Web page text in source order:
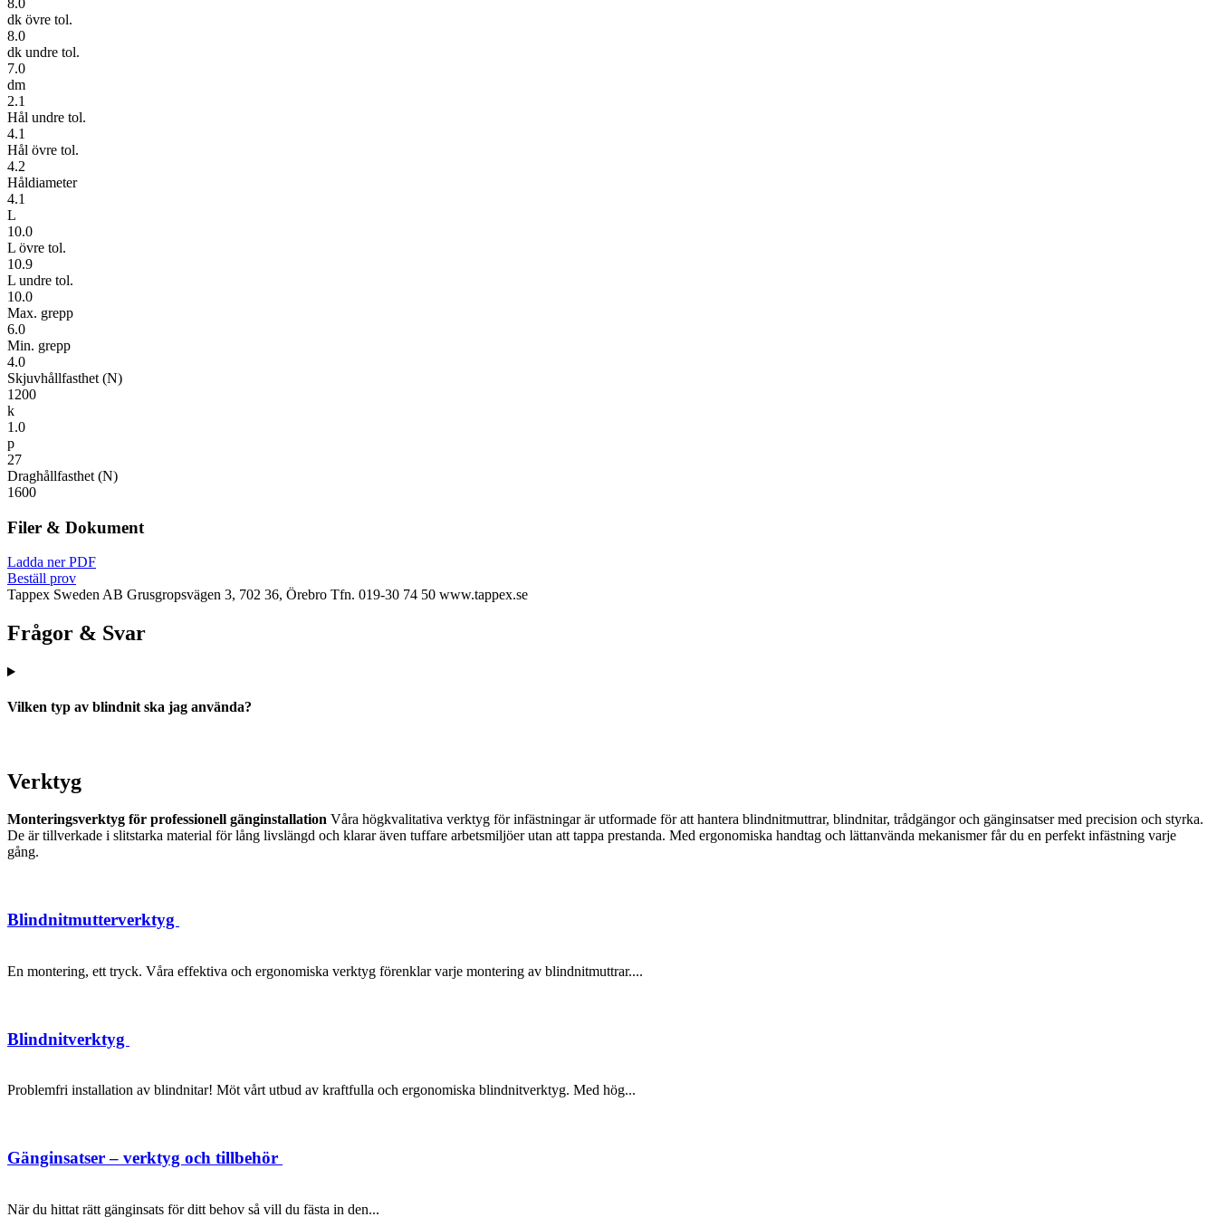
dk övre tol.
8.0
dk undre tol.
7.0
dm
2.1
Hål undre tol.
4.1
Hål övre tol.
4.2
Håldiameter
4.1
L
10.0
L övre tol.
10.9
L undre tol.
10.0
Max. grepp
6.0
Min. grepp
4.0
Skjuvhållfasthet (N)
1200
k
1.0
p
27
Draghållfasthet (N)
1600
Filer & Dokument
Ladda ner PDF
Beställ prov
Tappex Sweden AB Grusgropsvägen 3, 702 36, Örebro Tfn. 019-30 74 50 www.tappex.se
Frågor & Svar
Vilken typ av blindnit ska jag använda?
Verktyg
Monteringsverktyg för professionell gänginstallation Våra högkvalitativa verktyg för infästningar är utformade för att hantera blindnitmuttrar, blindnitar, trådgängor och gänginsatser med precision och styrka.
De är tillverkade i slitstarka material för lång livslängd och klarar även tuffare arbetsmiljöer utan att tappa prestanda. Med ergonomiska handtag och lättanvända mekanismer får du en perfekt infästning varje
gång.
Blindnitmutterverktyg
En montering, ett tryck. Våra effektiva och ergonomiska verktyg förenklar varje montering av blindnitmuttrar....
Blindnitverktyg
Problemfri installation av blindnitar! Möt vårt utbud av kraftfulla och ergonomiska blindnitverktyg. Med hög...
Gänginsatser – verktyg och tillbehör
När du hittat rätt gänginsats för ditt behov så vill du fästa in den...